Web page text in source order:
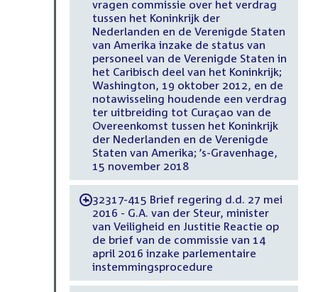
vragen commissie over het verdrag
tussen het Koninkrijk der
Nederlanden en de Verenigde Staten
van Amerika inzake de status van
personeel van de Verenigde Staten in
het Caribisch deel van het Koninkrijk;
Washington, 19 oktober 2012, en de
notawisseling houdende een verdrag
ter uitbreiding tot Curaçao van de
Overeenkomst tussen het Koninkrijk
der Nederlanden en de Verenigde
Staten van Amerika; ’s-Gravenhage,
15 november 2018
-32317-415 Brief regering d.d. 27 mei
2016 - G.A. van der Steur, minister
van Veiligheid en Justitie Reactie op
de brief van de commissie van 14
april 2016 inzake parlementaire
instemmingsprocedure